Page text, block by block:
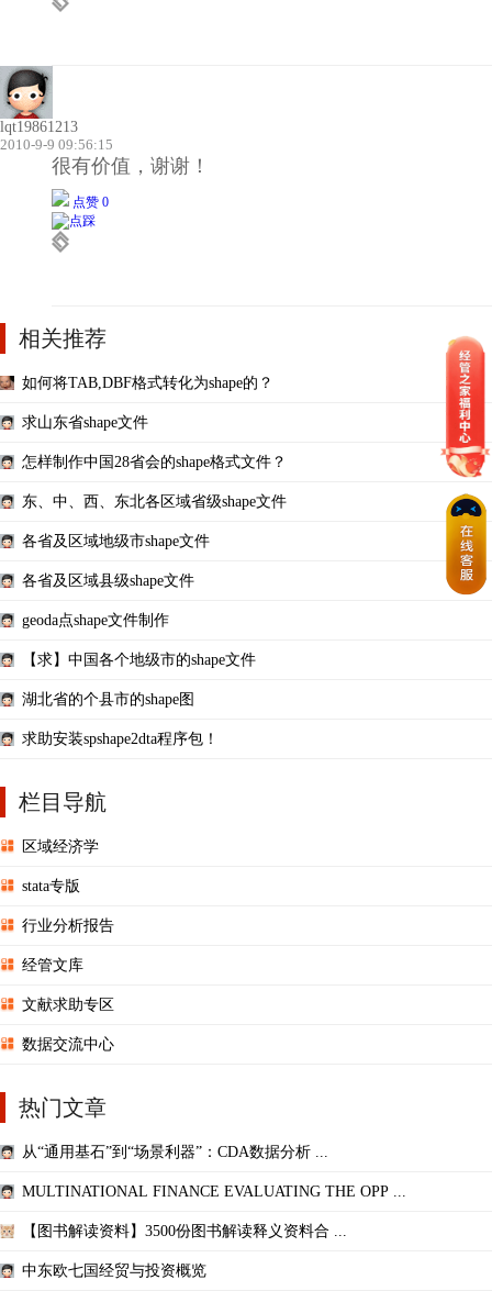
lqt19861213
2010-9-9 09:56:15
很有价值，谢谢！
点赞 0
相关推荐
如何将TAB,DBF格式转化为shape的？
求山东省shape文件
怎样制作中国28省会的shape格式文件？
东、中、西、东北各区域省级shape文件
各省及区域地级市shape文件
各省及区域县级shape文件
geoda点shape文件制作
【求】中国各个地级市的shape文件
湖北省的个县市的shape图
求助安装spshape2dta程序包！
栏目导航
区域经济学
stata专版
行业分析报告
经管文库
文献求助专区
数据交流中心
热门文章
从“通用基石”到“场景利器”：CDA数据分析 ...
MULTINATIONAL FINANCE EVALUATING THE OPP ...
【图书解读资料】3500份图书解读释义资料合 ...
中东欧七国经贸与投资概览